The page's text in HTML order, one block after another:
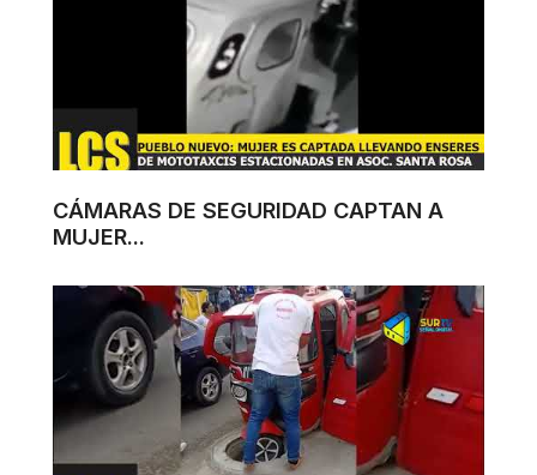
CÁMARAS DE SEGURIDAD CAPTAN A
MUJER...